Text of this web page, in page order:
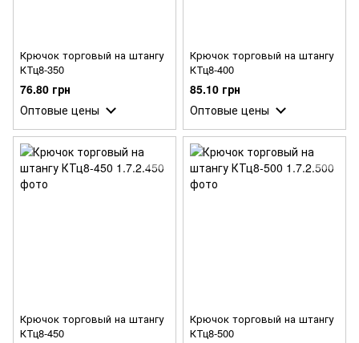
Крючок торговый на штангу
КТц8-350
76.80 грн
Оптовые цены
Крючок торговый на штангу
КТц8-400
85.10 грн
Оптовые цены
Крючок торговый на штангу
КТц8-450
Крючок торговый на штангу
КТц8-500